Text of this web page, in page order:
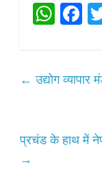
W
A
← उद्योग
प्रचंड के हाथ में
→